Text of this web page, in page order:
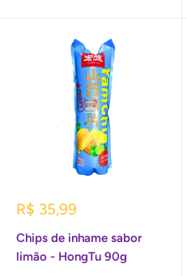
Preço
R$ 35,99
Chips de inhame sabor
limão - HongTu 90g